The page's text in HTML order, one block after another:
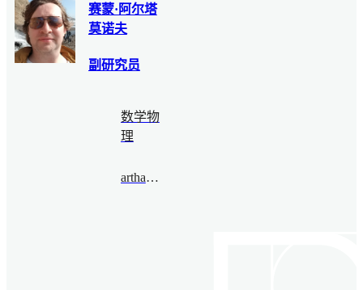
赛蒙·阿尔塔
莫诺夫
副研究员
数学物
理
arthamonov@bimsa.cn